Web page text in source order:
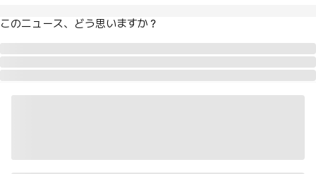
このニュース、どう思いますか？